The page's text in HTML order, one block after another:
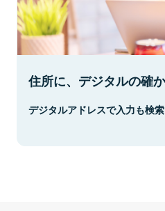
住所に、デジタルの確か
デジタルアドレスで入力も検索